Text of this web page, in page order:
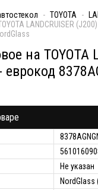
TOYOTA
LANDCRUISER
на TOYOTA
Не указан